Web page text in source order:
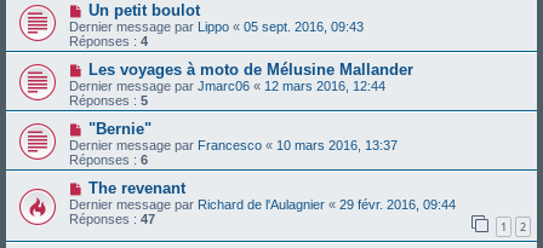
Un petit boulot
Dernier message par Lippo « 05 sept. 2016, 09:43
Réponses : 4
Les voyages à moto de Mélusine Mallander
Dernier message par Jmarc06 « 12 mars 2016, 12:44
Réponses : 5
"Bernie"
Dernier message par Francesco « 10 mars 2016, 13:37
Réponses : 6
The revenant
Dernier message par Richard de l'Aulagnier « 29 févr. 2016, 09:44
Réponses : 47 1 2